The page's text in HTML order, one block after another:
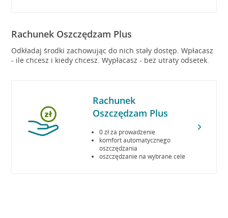
Rachunek Oszczędzam Plus
Odkładaj środki zachowując do nich stały dostęp. Wpłacasz
- ile chcesz i kiedy chcesz. Wypłacasz - bez utraty odsetek.
Rachunek
Oszczędzam Plus
0 zł za prowadzenie
komfort automatycznego
oszczędzania
oszczędzanie na wybrane cele